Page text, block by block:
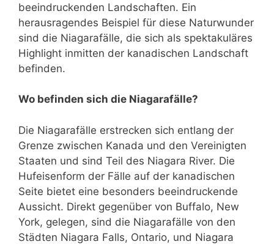
beeindruckenden Landschaften. Ein
herausragendes Beispiel für diese Naturwunder
sind die Niagarafälle, die sich als spektakuläres
Highlight inmitten der kanadischen Landschaft
befinden.
Wo befinden sich die Niagarafälle?
Die Niagarafälle erstrecken sich entlang der
Grenze zwischen Kanada und den Vereinigten
Staaten und sind Teil des Niagara River. Die
Hufeisenform der Fälle auf der kanadischen
Seite bietet eine besonders beeindruckende
Aussicht. Direkt gegenüber von Buffalo, New
York, gelegen, sind die Niagarafälle von den
Städten Niagara Falls, Ontario, und Niagara